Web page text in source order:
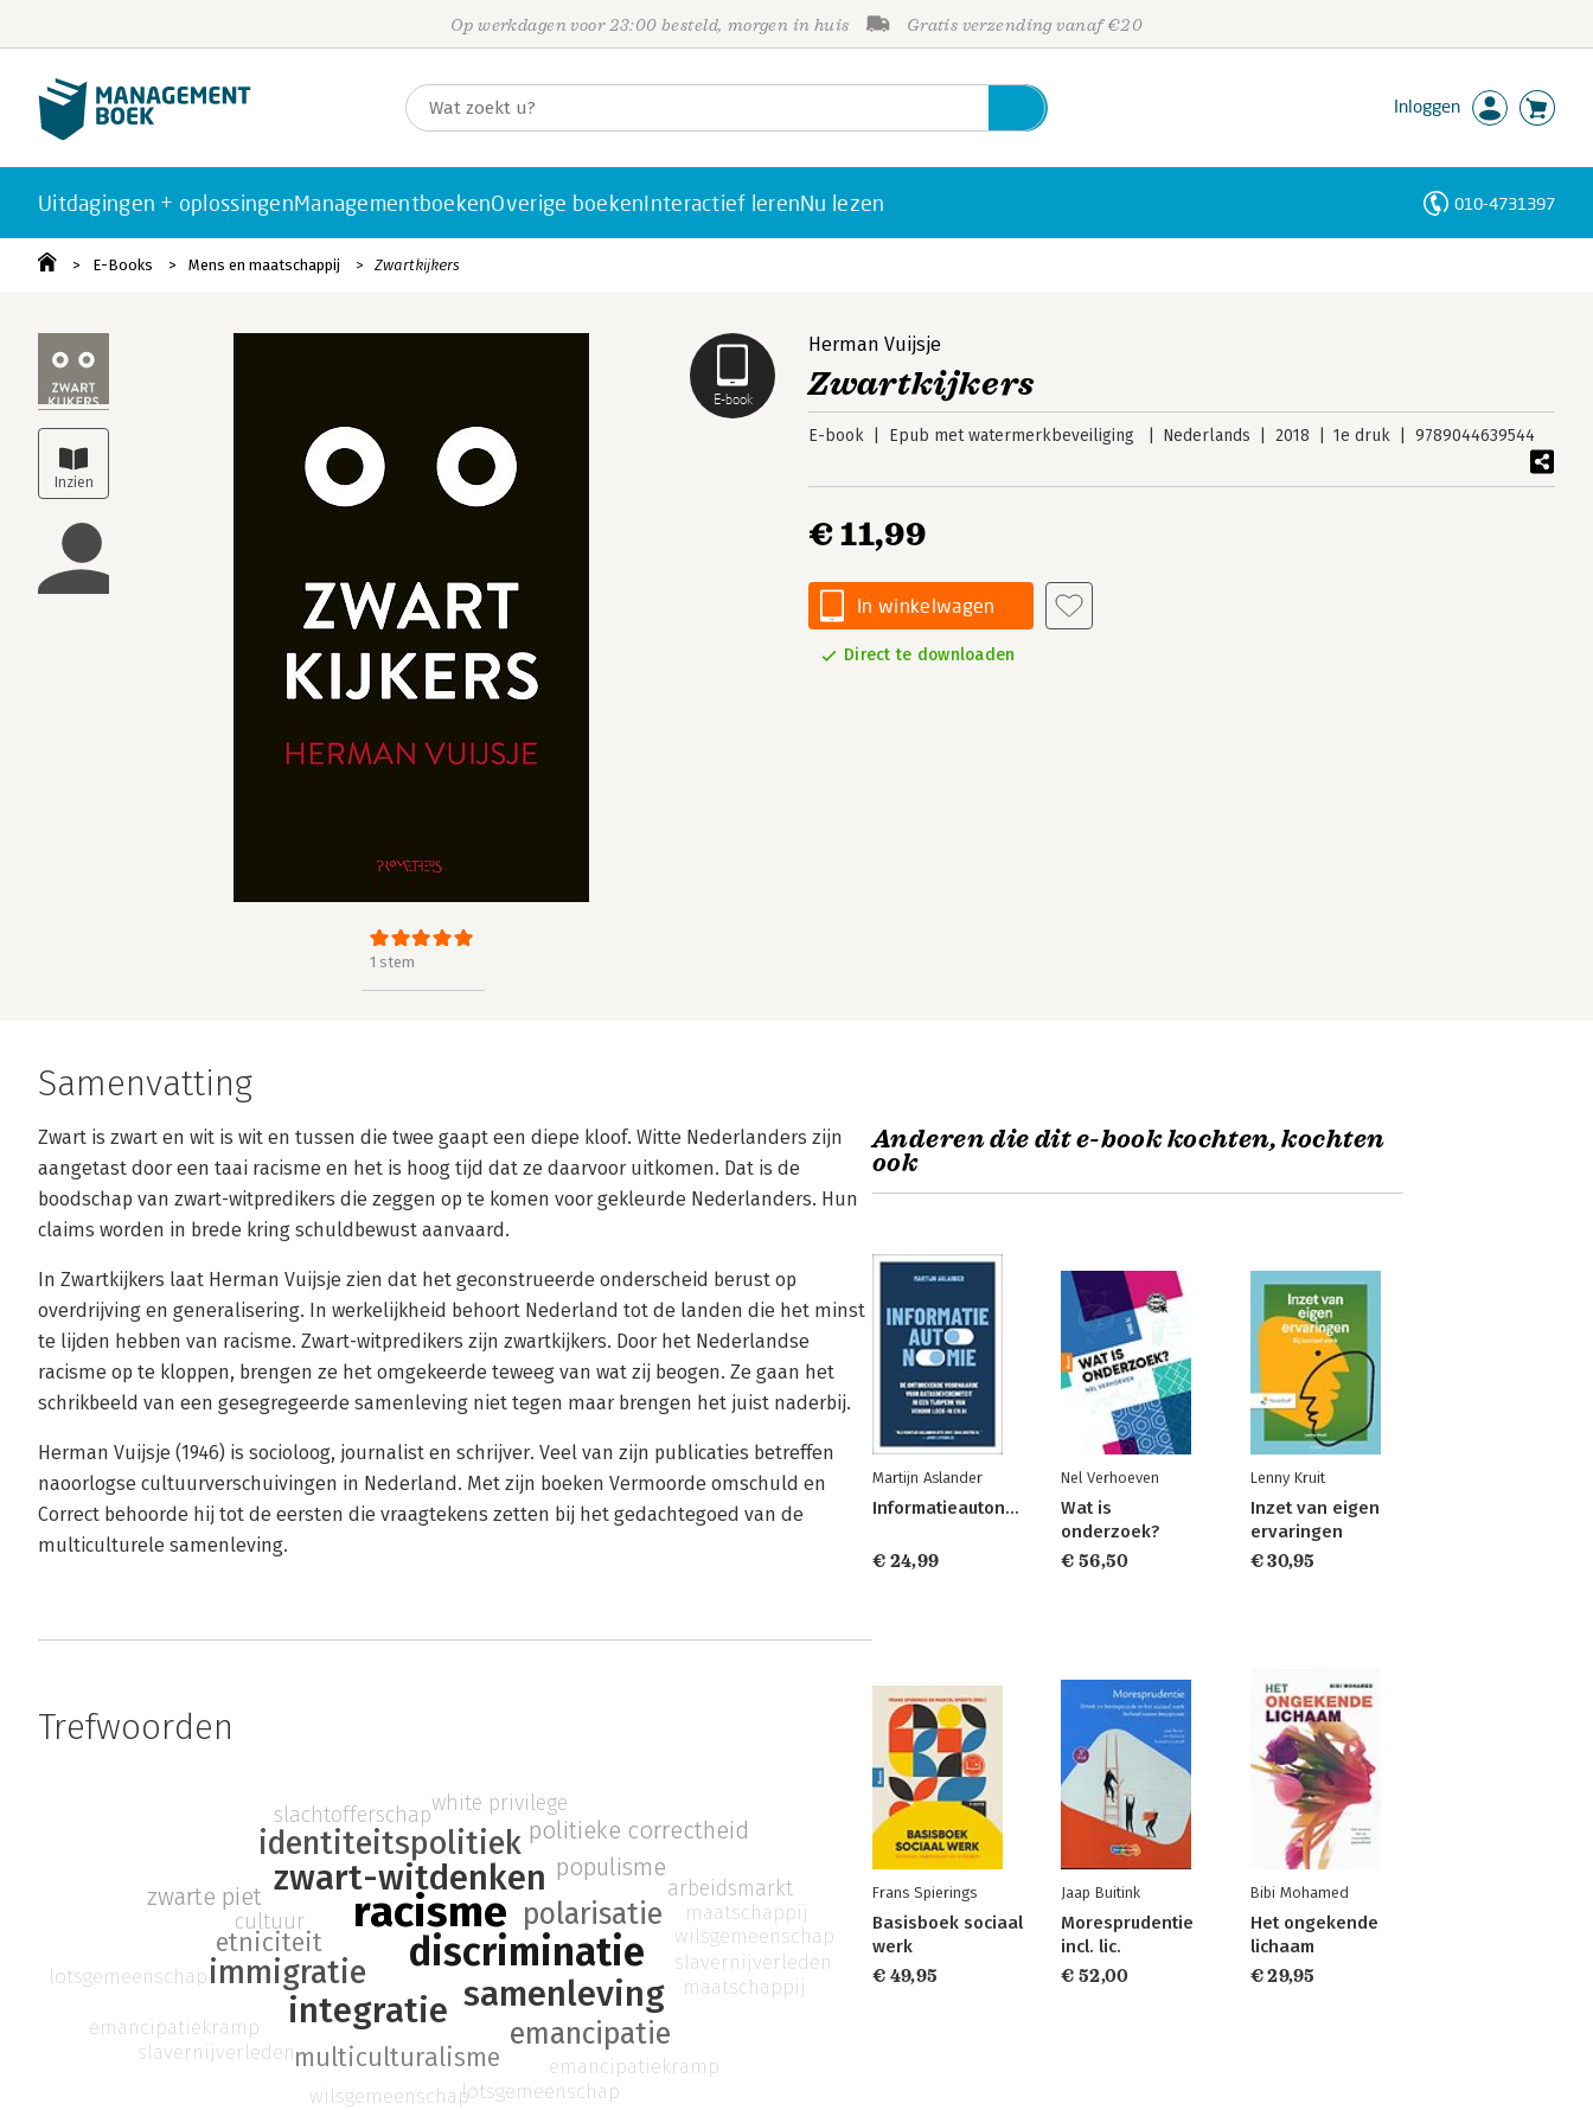
Op werkdagen voor 23:00 besteld, morgen in huis Gratis verzending vanaf €20
Inloggen
Uitdagingen + oplossingenManagementboekenOverige boekenInteractief lerenNu lezen 010-4731397
E-Books Mens en maatschappij Zwartkijkers
E-book
1 stem
Herman Vuijsje
Zwartkijkers
E-book Epub met watermerkbeveiliging Nederlands 2018 1e druk 9789044639544
€ 11,99
In winkelwagen
Direct te downloaden
Samenvatting
Zwart is zwart en wit is wit en tussen die twee gaapt een diepe kloof. Witte Nederlanders zijn
aangetast door een taai racisme en het is hoog tijd dat ze daarvoor uitkomen. Dat is de
boodschap van zwart-witpredikers die zeggen op te komen voor gekleurde Nederlanders. Hun
claims worden in brede kring schuldbewust aanvaard.
In Zwartkijkers laat Herman Vuijsje zien dat het geconstrueerde onderscheid berust op
overdrijving en generalisering. In werkelijkheid behoort Nederland tot de landen die het minst
te lijden hebben van racisme. Zwart-witpredikers zijn zwartkijkers. Door het Nederlandse
racisme op te kloppen, brengen ze het omgekeerde teweeg van wat zij beogen. Ze gaan het
schrikbeeld van een gesegregeerde samenleving niet tegen maar brengen het juist naderbij.
Herman Vuijsje (1946) is socioloog, journalist en schrijver. Veel van zijn publicaties betreffen
naoorlogse cultuurverschuivingen in Nederland. Met zijn boeken Vermoorde omschuld en
Correct behoorde hij tot de eersten die vraagtekens zetten bij het gedachtegoed van de
multiculturele samenleving.
Trefwoorden
racisme
discriminatie
zwart-witdenken
samenleving
integratie
identiteitspolitiek
polarisatie
immigratie
emancipatie
etniciteit
multiculturalisme
cultuur
populisme
zwarte piet
slachtofferschapwhite privilege
politieke correctheid
arbeidsmarkt
maatschappij
wilsgemeenschap
slavernijverleden
emancipatiekramp
lotsgemeenschap
maatschappij
wilsgemeenschap
slavernijverleden
emancipatiekramp
lotsgemeenschap
Anderen die dit e-book kochten, kochten
ook
Martijn Aslander
Informatieautonomie
€ 24,99
Nel Verhoeven
Wat is
onderzoek?
€ 56,50
Lenny Kruit
Inzet van eigen
ervaringen
€ 30,95
Frans Spierings
Basisboek sociaal
werk
€ 49,95
Jaap Buitink
Moresprudentie
incl. lic.
€ 52,00
Bibi Mohamed
Het ongekende
lichaam
€ 29,95
Personen